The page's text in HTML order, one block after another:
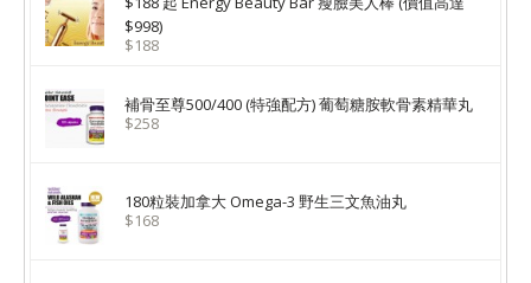
$998)
$188
補骨至尊500/400 (特強配方) 葡萄糖胺軟骨素精華丸
$258
180粒裝加拿大 Omega-3 野生三文魚油丸
$168